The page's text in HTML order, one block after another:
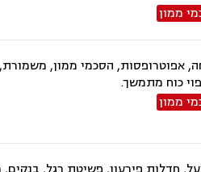
ממון
הסכמי ממון, משמורת,
כוח מתמשך.
ממון